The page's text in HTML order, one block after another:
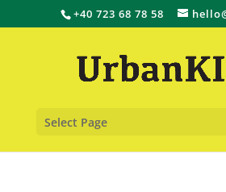
+40 723 68 78 58
Select Page